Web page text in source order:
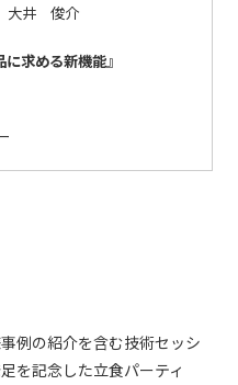
介
に求める新機能』
例の紹介を含む技術セッシ
を記念した立食パーティ